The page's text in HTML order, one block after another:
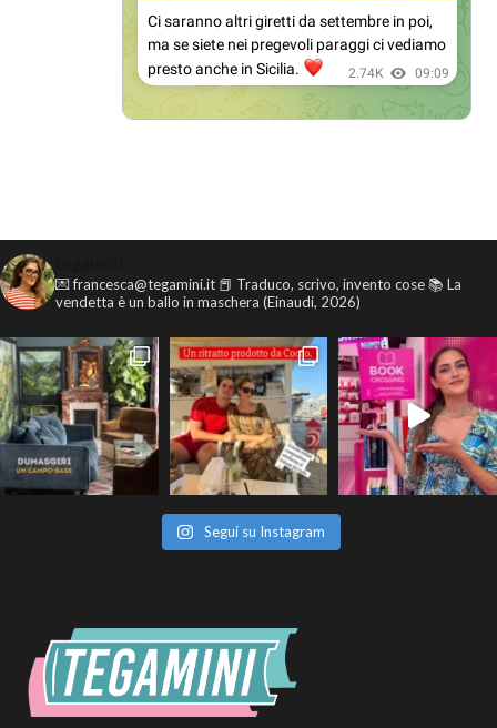
💌 francesca@tegamini.it 📕 Traduco, scrivo, invento cose📚 La
vendetta è un ballo in maschera (Einaudi, 2026)
Segui su Instagram